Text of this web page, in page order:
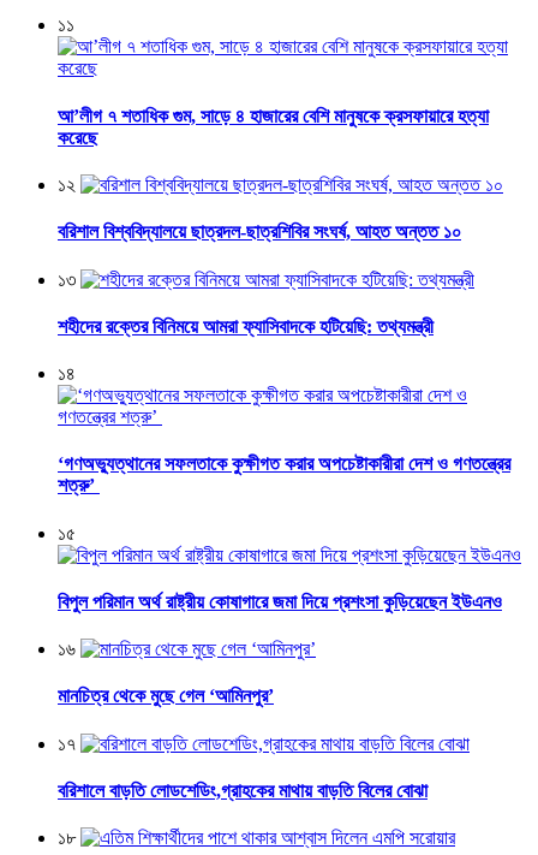
১১
আ’লীগ ৭ শতাধিক গুম, সাড়ে ৪ হাজারের বেশি মানুষকে ক্রসফায়ারে হত্যা
করেছে
১২
বরিশাল বিশ্ববিদ্যালয়ে ছাত্রদল-ছাত্রশিবির সংঘর্ষ, আহত অন্তত ১০
১৩
শহীদের রক্তের বিনিময়ে আমরা ফ্যাসিবাদকে হটিয়েছি: তথ্যমন্ত্রী
১৪
‘গণঅভ্যুত্থানের সফলতাকে কুক্ষীগত করার অপচেষ্টাকারীরা দেশ ও গণতন্ত্রের
শত্রু’
১৫
বিপুল পরিমান অর্থ রাষ্ট্রীয় কোষাগারে জমা দিয়ে প্রশংসা কুড়িয়েছেন ইউএনও
১৬
মানচিত্র থেকে মুছে গেল ‘আমিনপুর’
১৭
বরিশালে বাড়তি লোডশেডিং,গ্রাহকের মাথায় বাড়তি বিলের বোঝা
১৮